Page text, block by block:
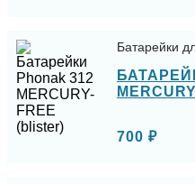
Батарейки
700 ₽